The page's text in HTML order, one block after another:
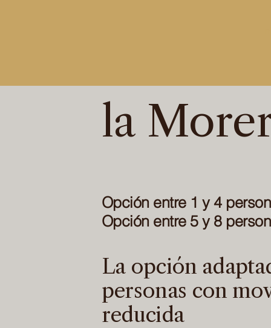
la
Opción entre 1 y 4
Opción entre 5 y 8
La opción
personas con
reducida